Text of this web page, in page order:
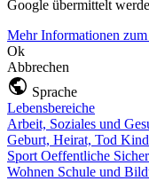
Google übermittelt
Mehr Informationen
Ok
Abbrechen
Sprache
Lebensbereiche
Arbeit, Soziales und
Geburt, Heirat, Tod
Sport Oeffentliche
Wohnen Schule und